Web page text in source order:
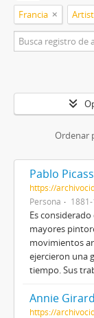
Francia
Ordenar
Pablo
https://
Persona
Es
mayores
movimientos
ejercieron una
tiempo. Sus
Annie
https://